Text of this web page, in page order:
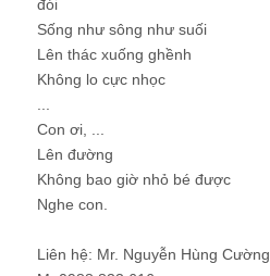
đói
Sống như sông như suối
Lên thác xuống ghềnh
Không lo cực nhọc
Con ơi, ...
Lên đường
Không bao giờ nhỏ bé được
Nghe con.
Liên hệ: Mr. Nguyễn Hùng Cường